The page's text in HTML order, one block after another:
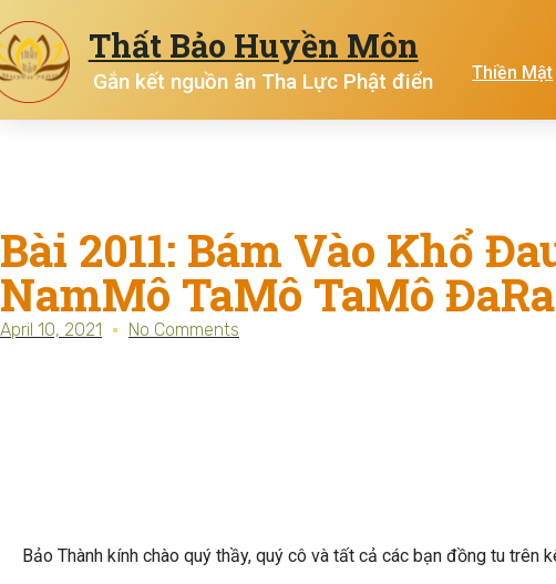
Thất Bảo Huyền Môn
Gắn kết nguồn ân Tha Lực Phật điển Thiền Mật
Bài 2011: Bám Vào Khổ
NamMô TaMô TaMô
April 10, 2021 No Comments
Bảo Thành kính chào quý thầy, quý cô và tất cả các bạn đồng tu trên